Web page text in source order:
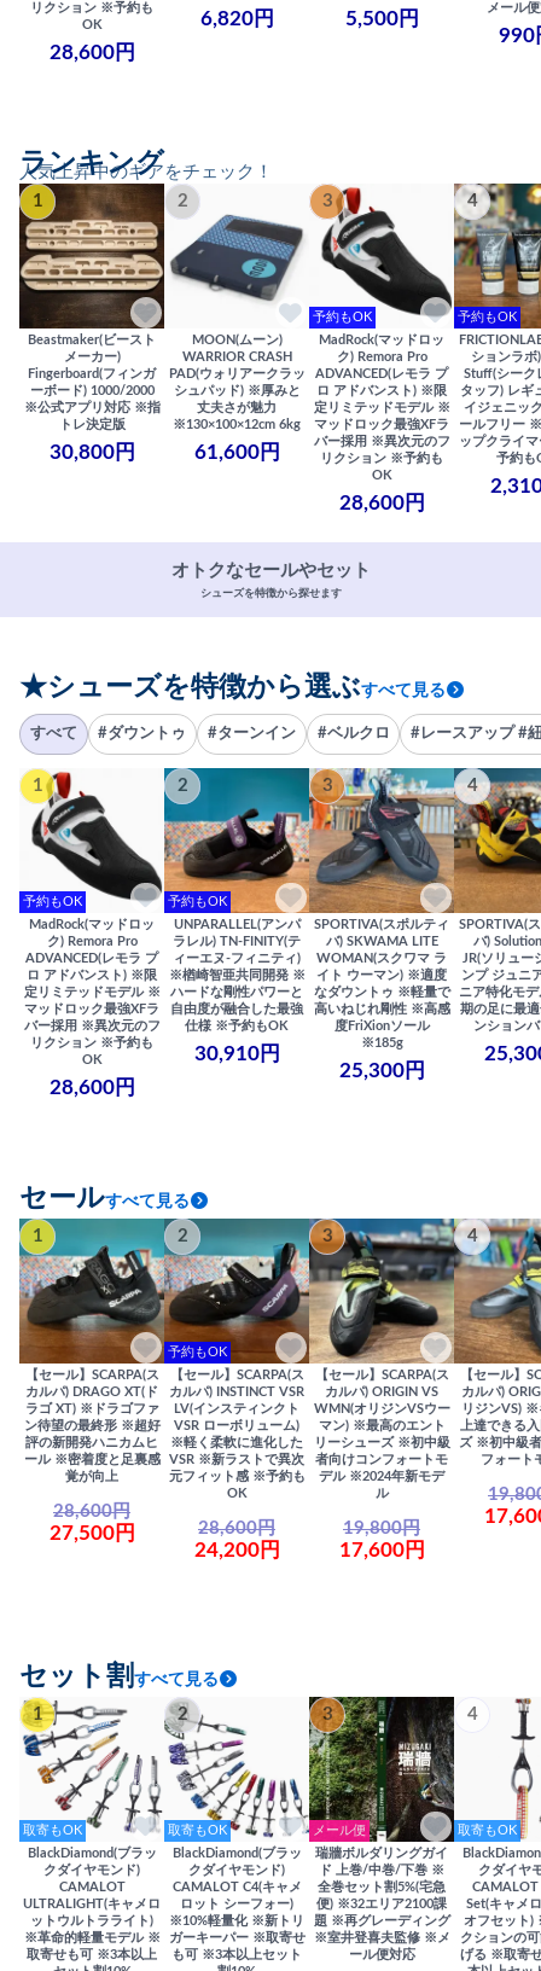
リクション ※予約も
OK
28,600円
6,820円 5,500円
メール
990
人気上昇中のギアをチェック！
ランキング
1
Beastmaker(ビースト
メーカー)
Fingerboard(フィンガ
ーボード) 1000/2000
※公式アプリ対応 ※指
トレ決定版
30,800円
2
MOON(ムーン)
WARRIOR CRASH
PAD(ウォリアークラッ
シュパッド) ※厚みと
丈夫さが魅力
※130×100×12cm 6kg
61,600円
3
予約もOK
MadRock(マッドロッ
ク) Remora Pro
ADVANCED(レモラ プ
ロ アドバンスト) ※限
定リミテッドモデル ※
マッドロック最強XFラ
バー採用 ※異次元のフ
リクション ※予約も
OK
28,600円
4
予約もOK
ションラボ
Stuff(シーク
タッフ) レギ
イジェニッ
ールフリー
ップクライ
予約も
オトクなセールやセット
シューズを特徴から探せます
★シューズを特徴から選ぶすべて見る
すべて #ダウントゥ #ターンイン #ベルクロ #レースアップ #
1
予約もOK
MadRock(マッドロッ
ク) Remora Pro
ADVANCED(レモラ プ
ロ アドバンスト) ※限
定リミテッドモデル ※
マッドロック最強XFラ
バー採用 ※異次元のフ
リクション ※予約も
OK
28,600円
2
予約もOK
UNPARALLEL(アンパ
ラレル) TN-FINITY(テ
ィーエヌ-フィニティ)
※楢崎智亜共同開発 ※
ハードな剛性パワーと
自由度が融合した最強
仕様 ※予約もOK
30,910円
3
SPORTIVA(スポルティ
バ) SKWAMA LITE
WOMAN(スクワマ ラ
イト ウーマン) ※適度
なダウントゥ ※軽量で
高いねじれ剛性 ※高感
度FriXionソール
※185g
25,300円
4
SPORTIVA(
バ)
JR(ソリュー
ンプ ジュニ
ニア特化モ
期の足に最
ンション
セールすべて見る
1
【セール】SCARPA(ス
カルパ) DRAGO XT(ド
ラゴ XT) ※ドラゴファ
ン待望の最終形 ※超好
評の新開発ハニカムヒ
ール ※密着度と足裏感
覚が向上
28,600円
27,500円
2
予約もOK
【セール】SCARPA(ス
カルパ) INSTINCT VSR
LV(インスティンクト
VSR ローボリューム)
※軽く柔軟に進化した
VSR ※新ラストで異次
元フィット感 ※予約も
OK
28,600円
24,200円
3
【セール】SCARPA(ス
カルパ) ORIGIN VS
WMN(オリジンVSウー
マン) ※最高のエント
リーシューズ ※初中級
者向けコンフォートモ
デル ※2024年新モデ
ル
19,800円
17,600円
4
【セール】
カルパ)
リジンVS) ※
上達できる
ズ ※初中級
フォート
セット割 すべて見る
1
取寄もOK
BlackDiamond(ブラッ
クダイヤモンド)
CAMALOT
ULTRALIGHT(キャメロ
ットウルトラライト)
※革命的軽量モデル ※
取寄せも可 ※3本以上
2
取寄もOK
BlackDiamond(ブラッ
クダイヤモンド)
CAMALOT C4(キャメ
ロット シーフォー)
※10%軽量化 ※新トリ
ガーキーパー ※取寄せ
も可 ※3本以上セット
3
メール便
瑞牆ボルダリングガイ
ド 上巻/中巻/下巻 ※
全巻セット割5%(宅急
便) ※32エリア2100課
題 ※再グレーディング
※室井登喜夫監修 ※メ
ール便対応
4
取寄もOK
クダイヤ
Set(キャメ
オフセット)
クションの
げる ※取寄